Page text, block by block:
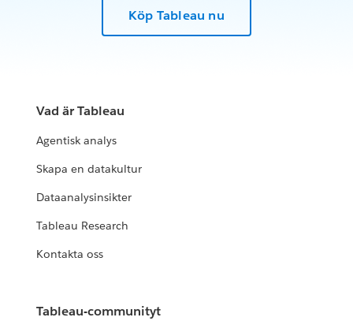
Köp Tableau nu
Vad är Tableau
Agentisk analys
Skapa en datakultur
Dataanalysinsikter
Tableau Research
Kontakta oss
Tableau-communityt